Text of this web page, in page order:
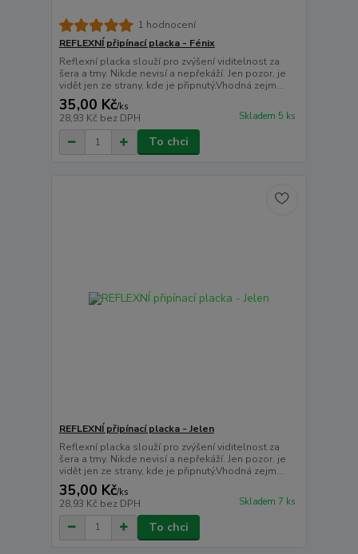
1 hodnocení
REFLEXNÍ připínací placka - Fénix
Reflexní placka slouží pro zvýšení viditelnost za
šera a tmy. Nikde nevisí a nepřekáží. Jen pozor, je
vidět jen ze strany, kde je připnutý.Vhodná zejm...
35,00 Kč/ks
28,93 Kč bez DPH Skladem 5 ks
To chci
REFLEXNÍ připínací placka - Jelen
Reflexní placka slouží pro zvýšení viditelnost za
šera a tmy. Nikde nevisí a nepřekáží. Jen pozor, je
vidět jen ze strany, kde je připnutý.Vhodná zejm...
35,00 Kč/ks
28,93 Kč bez DPH Skladem 7 ks
To chci